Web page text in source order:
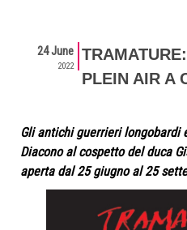
24 June
2022
PLEIN AIR A
Gli antichi guerrieri longobardi
Diacono al cospetto del duca
aperta dal 25 giugno al 25